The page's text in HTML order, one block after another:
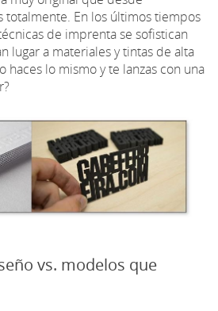
totalmente. En los últimos tiempos
de imprenta se sofistican
lugar a materiales y tintas de alta
haces lo mismo y te lanzas con una
vs. modelos que